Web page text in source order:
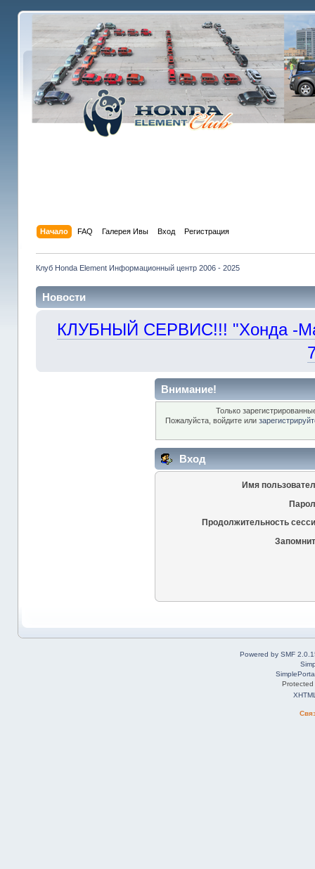
Начало FAQ Галерея Ивы Вход Регистрация
Клуб Honda Element Информационный центр 2006 - 2025
Новости
КЛУБНЫЙ СЕРВИС!!! "Хонда -
Внимание!
Только
Пожалуйста, войдите или
Вход
Имя
Продолжительность
Powered by SMF